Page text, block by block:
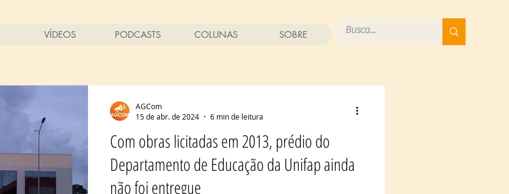
VÍDEOS PODCASTS COLUNAS SOBRE
Com obras licitadas em 2013, prédio do
Departamento de Educação da Unifap ainda
não foi entregue
AGCom
15 de abr. de 2024
6 min de leitura